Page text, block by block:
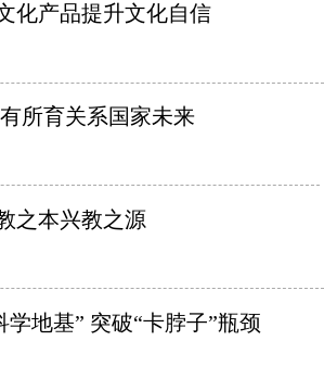
化产品提升文化自信
所育关系国家未来
之本兴教之源
学地基” 突破“卡脖子”瓶颈